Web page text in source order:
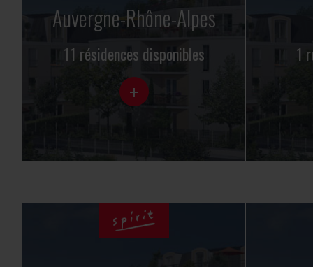
Auvergne-Rhône-Alpes
11 résidences disponibles
+
1